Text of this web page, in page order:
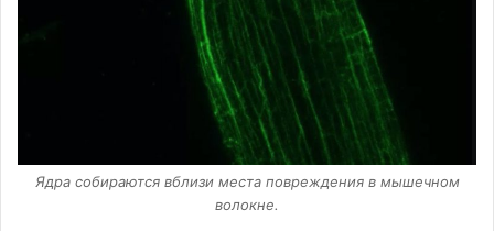
Ядра собираются вблизи места повреждения в мышечном
волокне.